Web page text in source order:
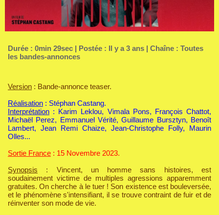
Durée : 0min 29sec | Postée : Il y a 3 ans | Chaîne : Toutes
les bandes-annonces
Version : Bande-annonce teaser.
Réalisation : Stéphan Castang.
Interprétation : Karim Leklou, Vimala Pons, François Chattot,
Michaël Perez, Emmanuel Vérité, Guillaume Bursztyn, Benoît
Lambert, Jean Remi Chaize, Jean-Christophe Folly, Maurin
Olles...
Sortie France : 15 Novembre 2023.
Synopsis : Vincent, un homme sans histoires, est
soudainement victime de multiples agressions apparemment
gratuites. On cherche à le tuer ! Son existence est bouleversée,
et le phénomène s'intensifiant, il se trouve contraint de fuir et de
réinventer son mode de vie.